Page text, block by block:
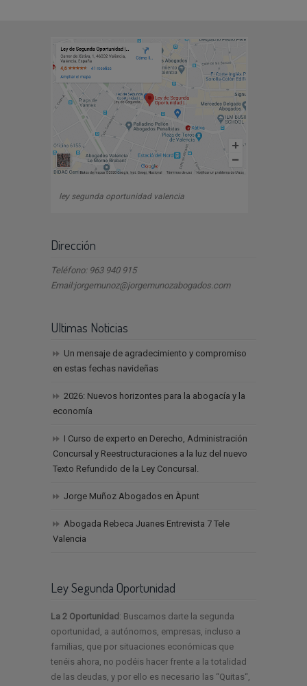
ley segunda oportunidad valencia
Dirección
Teléfono: 963 940 915
Email:jorgemunoz@jorgemunozabogados.com
Ultimas Noticias
Un mensaje de agradecimiento y compromiso
en estas fechas navideñas
2026: Nuevos horizontes para la abogacía y la
economía
I Curso de experto en Derecho, Administración
Concursal y Reestructuraciones a la luz del nuevo
Texto Refundido de la Ley Concursal.
Jorge Muñoz Abogados en Àpunt
Abogada Rebeca Juanes Entrevista 7 Tele
Valencia
Ley Segunda Oportunidad
La 2 Oportunidad : Buscamos darte la segunda
oportunidad, a autónomos, empresas, incluso a
familias, que por situaciones económicas que
tenéis ahora, no podéis hacer frente a la totalidad
de las deudas, y por ello es necesario las “Quitas“,